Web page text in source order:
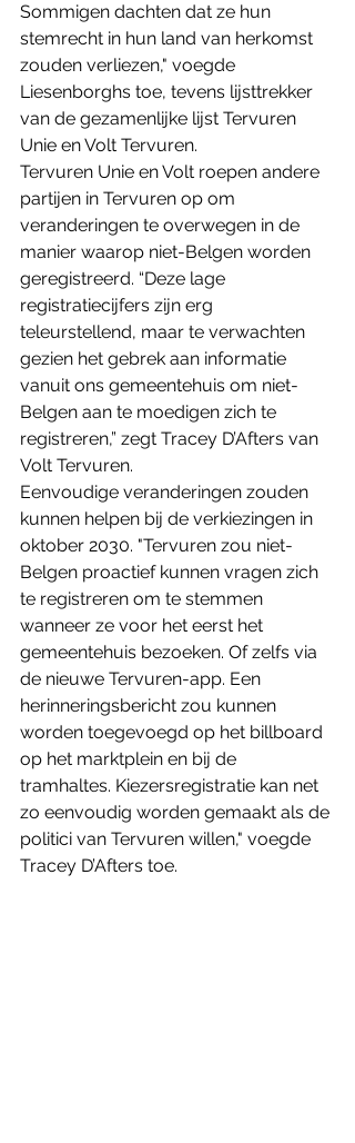
Sommigen dachten dat ze hun
stemrecht in hun land van herkomst
zouden verliezen," voegde
Liesenborghs toe, tevens lijsttrekker
van de gezamenlijke lijst Tervuren
Unie en Volt Tervuren.
Tervuren Unie en Volt roepen andere
partijen in Tervuren op om
veranderingen te overwegen in de
manier waarop niet-Belgen worden
geregistreerd. “Deze lage
registratiecijfers zijn erg
teleurstellend, maar te verwachten
gezien het gebrek aan informatie
vanuit ons gemeentehuis om niet-
Belgen aan te moedigen zich te
registreren,” zegt Tracey D’Afters van
Volt Tervuren.
Eenvoudige veranderingen zouden
kunnen helpen bij de verkiezingen in
oktober 2030. "Tervuren zou niet-
Belgen proactief kunnen vragen zich
te registreren om te stemmen
wanneer ze voor het eerst het
gemeentehuis bezoeken. Of zelfs via
de nieuwe Tervuren-app. Een
herinneringsbericht zou kunnen
worden toegevoegd op het billboard
op het marktplein en bij de
tramhaltes. Kiezersregistratie kan net
zo eenvoudig worden gemaakt als de
politici van Tervuren willen," voegde
Tracey D’Afters toe.